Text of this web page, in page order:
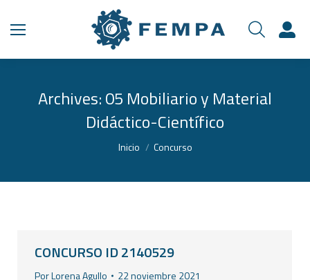
Archives:05 Mobiliario y Material
Didáctico-Científico
Estás aquí:
Inicio Concurso
CONCURSO ID 2140529
PorLorena Agullo 22 noviembre 2021